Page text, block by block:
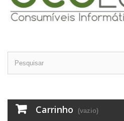
Carrinho (vazio)